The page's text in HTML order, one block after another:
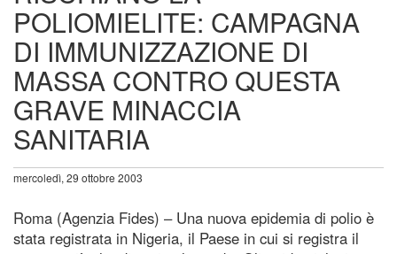
POLIOMIELITE: CAMPAGNA
DI IMMUNIZZAZIONE DI
MASSA CONTRO QUESTA
GRAVE MINACCIA
SANITARIA
mercoledì, 29 ottobre 2003
Roma (Agenzia Fides) – Una nuova epidemia di polio è
stata registrata in Nigeria, il Paese in cui si registra il